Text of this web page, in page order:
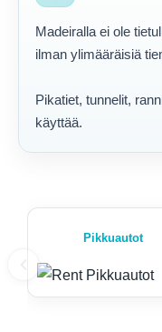
Madeiralla ei ole
ilman ylimääräisiä
Pikatiet, tunnelit,
käyttää.
Pikkuautot